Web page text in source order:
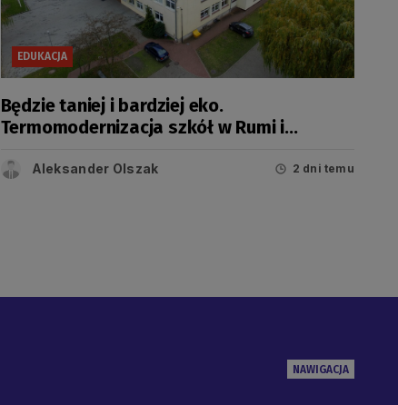
EDUKACJA
Będzie taniej i bardziej eko.
Termomodernizacja szkół w Rumi i
Aleksander Olszak 2 dni temu
NAWIGACJA